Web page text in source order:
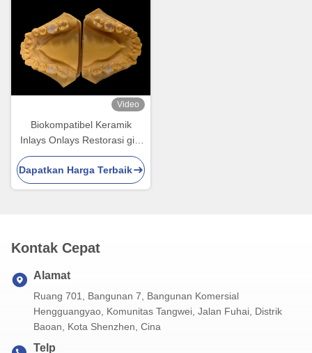
Video
Biokompatibel Keramik
Inlays Onlays Restorasi gigi
tanpa jahitan dengan
kekuatan tahan noda
Dapatkan Harga Terbaik
Kontak Cepat
Alamat
Ruang 701, Bangunan 7, Bangunan Komersial
Hengguangyao, Komunitas Tangwei, Jalan Fuhai, Distrik
Baoan, Kota Shenzhen, Cina
Telp